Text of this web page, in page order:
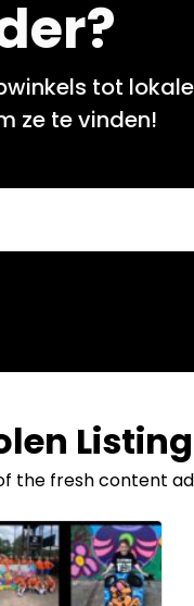
tot
ze te vinden!
the fresh content